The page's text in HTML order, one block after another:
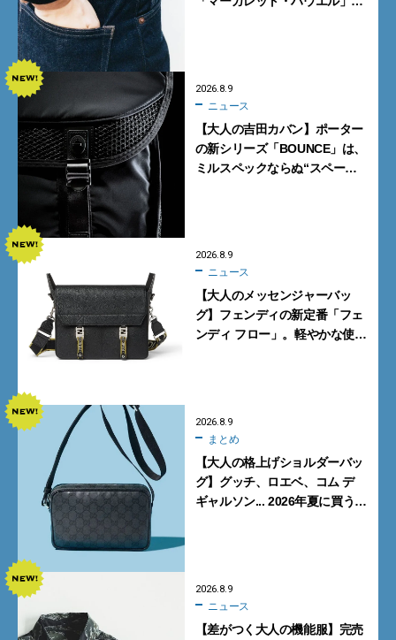
2026.8.9
ニュース
【大人の吉田カバン】ポーター
の新シリーズ「BOUNCE」は、
ミルスペックならぬ“スペース
2026.8.9
ニュース
【大人のメッセンジャーバッ
グ】フェンディの新定番「フェ
ンディ フロー」。軽やかな使い
2026.8.9
まとめ
【大人の格上げショルダーバッ
グ】グッチ、ロエベ、コム デ
ギャルソン... 2026年夏に買うべ
2026.8.9
ニュース
【差がつく大人の機能服】完売